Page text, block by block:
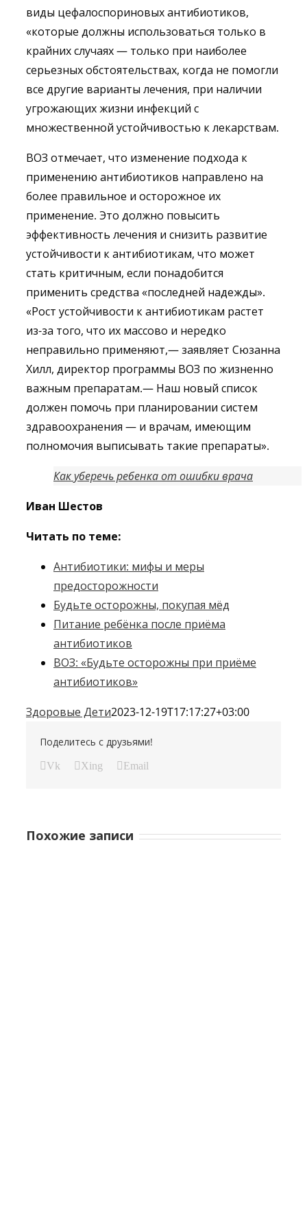
виды цефалоспориновых антибиотиков,
«которые должны использоваться только в
крайних случаях — только при наиболее
серьезных обстоятельствах, когда не помогли
все другие варианты лечения, при наличии
угрожающих жизни инфекций с
множественной устойчивостью к лекарствам.
ВОЗ отмечает, что изменение подхода к
применению антибиотиков направлено на
более правильное и осторожное их
применение. Это должно повысить
эффективность лечения и снизить развитие
устойчивости к антибиотикам, что может
стать критичным, если понадобится
применить средства «последней надежды».
«Рост устойчивости к антибиотикам растет
из-за того, что их массово и нередко
неправильно применяют,— заявляет Сюзанна
Хилл, директор программы ВОЗ по жизненно
важным препаратам.— Наш новый список
должен помочь при планировании систем
здравоохранения — и врачам, имеющим
полномочия выписывать такие препараты».
Как уберечь ребенка от ошибки врача
Иван Шестов
Читать по теме:
Антибиотики: мифы и меры
предосторожности
Будьте осторожны, покупая мёд
Питание ребёнка после приёма
антибиотиков
ВОЗ: «Будьте осторожны при приёме
антибиотиков»
Здоровые Дети2023-12-19T17:17:27+03:00
Поделитесь с друзьями!
Vk Xing Email
Похожие записи